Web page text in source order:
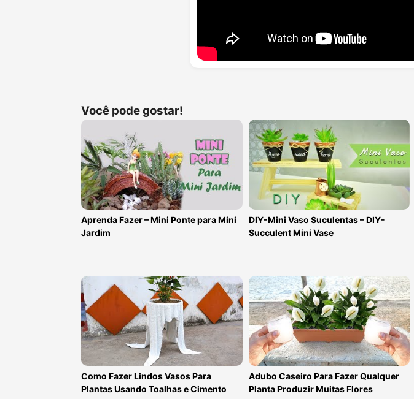
Você pode gostar!
Aprenda Fazer – Mini Ponte para Mini
Jardim
DIY-Mini Vaso Suculentas – DIY-
Succulent Mini Vase
Como Fazer Lindos Vasos Para
Plantas Usando Toalhas e Cimento
Adubo Caseiro Para Fazer Qualquer
Planta Produzir Muitas Flores